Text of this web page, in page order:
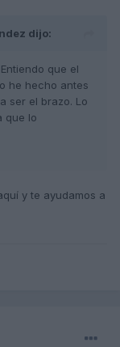
dijo:
que el
he hecho antes
ser el brazo. Lo
que lo
y te ayudamos a